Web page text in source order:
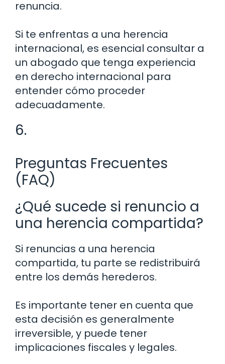
renuncia.
Si te enfrentas a una herencia
internacional, es esencial consultar a
un abogado que tenga experiencia
en derecho internacional para
entender cómo proceder
adecuadamente.
6.
Preguntas Frecuentes
(FAQ)
¿Qué sucede si renuncio a
una herencia compartida?
Si renuncias a una herencia
compartida, tu parte se redistribuirá
entre los demás herederos.
Es importante tener en cuenta que
esta decisión es generalmente
irreversible, y puede tener
implicaciones fiscales y legales.